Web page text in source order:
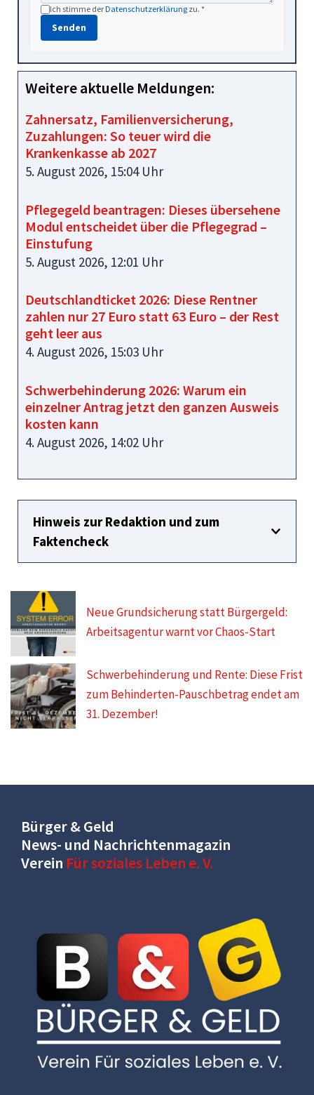
Ich stimme derDatenschutzerklärung zu. *
Senden
Weitere aktuelle Meldungen:
Zahnersatz, Familienversicherung,
Zuzahlungen: So teuer wird die
Krankenkasse ab 2027
5. August 2026, 15:04 Uhr
Pflegegeld beantragen: Dieses übersehene
Modul entscheidet über die Pflegegrad –
Einstufung
5. August 2026, 12:01 Uhr
Deutschlandticket 2026: Diese Rentner
zahlen nur 27 Euro statt 63 Euro – der Rest
geht leer aus
4. August 2026, 15:03 Uhr
Schwerbehinderung 2026: Warum ein
einzelner Antrag jetzt den ganzen Ausweis
kosten kann
4. August 2026, 14:02 Uhr
Hinweis zur Redaktion und zum
Faktencheck
Neue Grundsicherung statt Bürgergeld:
Arbeitsagentur warnt vor Chaos-Start
Schwerbehinderung und Rente: Diese Frist
zum Behinderten-Pauschbetrag endet am
31. Dezember!
Bürger & Geld
News- und Nachrichtenmagazin
Verein Für soziales Leben e. V.